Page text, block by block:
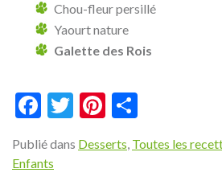
Chou-fleur persillé
Yaourt nature
Galette des Rois
Facebook
TwitterPinterest
Publié dans Desserts, Toutes les
Enfants